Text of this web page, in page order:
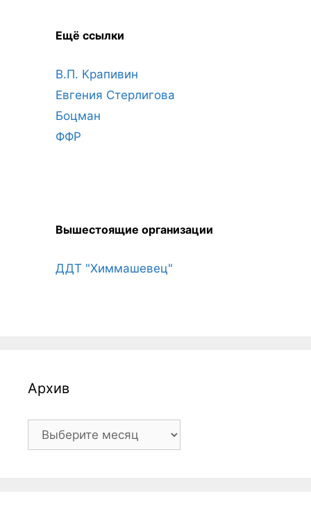
Ещё ссылки
В.П. Крапивин
Евгения Стерлигова
Боцман
ФФР
Вышестоящие организации
ДДТ "Химмашевец"
Архив
Архив